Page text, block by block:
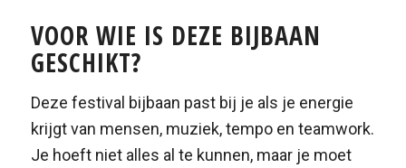
VOOR WIE IS DEZE BIJBAAN
GESCHIKT?
Deze festival bijbaan past bij je als je energie
krijgt van mensen, muziek, tempo en teamwork.
Je hoeft niet alles al te kunnen, maar je moet